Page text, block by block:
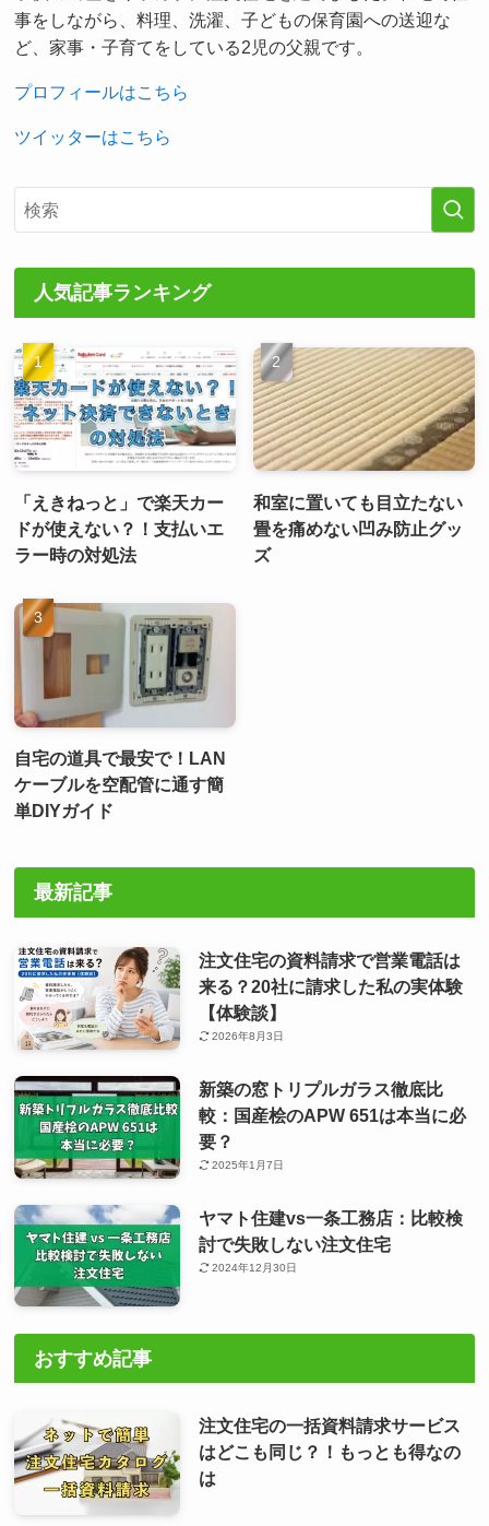
事をしながら、料理、洗濯、子どもの保育園への送迎な
ど、家事・子育てをしている2児の父親です。
プロフィールはこちら
ツイッターはこちら
人気記事ランキング
「えきねっと」で楽天カー
ドが使えない？！支払いエ
ラー時の対処法
和室に置いても目立たない
畳を痛めない凹み防止グッ
ズ
自宅の道具で最安で！LAN
ケーブルを空配管に通す簡
単DIYガイド
最新記事
注文住宅の資料請求で営業電話は
来る？20社に請求した私の実体験
【体験談】
2026年8月3日
新築の窓トリプルガラス徹底比
較：国産桧のAPW 651は本当に必
要？
2025年1月7日
ヤマト住建vs一条工務店：比較検
討で失敗しない注文住宅
2024年12月30日
おすすめ記事
注文住宅の一括資料請求サービス
はどこも同じ？！もっとも得なの
は